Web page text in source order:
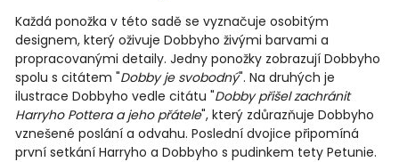
Každá ponožka v této sadě se vyznačuje osobitým
designem, který oživuje Dobbyho živými barvami a
propracovanými detaily. Jedny ponožky zobrazují Dobbyho
spolu s citátem "Dobby je svobodný". Na druhých je
ilustrace Dobbyho vedle citátu "Dobby přišel zachránit
Harryho Pottera a jeho přátele", který zdůrazňuje Dobbyho
vznešené poslání a odvahu. Poslední dvojice připomíná
první setkání Harryho a Dobbyho s pudinkem tety Petunie.